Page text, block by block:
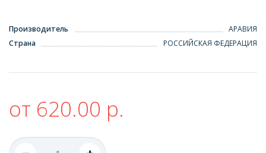
Производитель
АРАВИЯ
Страна
РОССИЙСКАЯ ФЕДЕРАЦИЯ
от 620.00 р.